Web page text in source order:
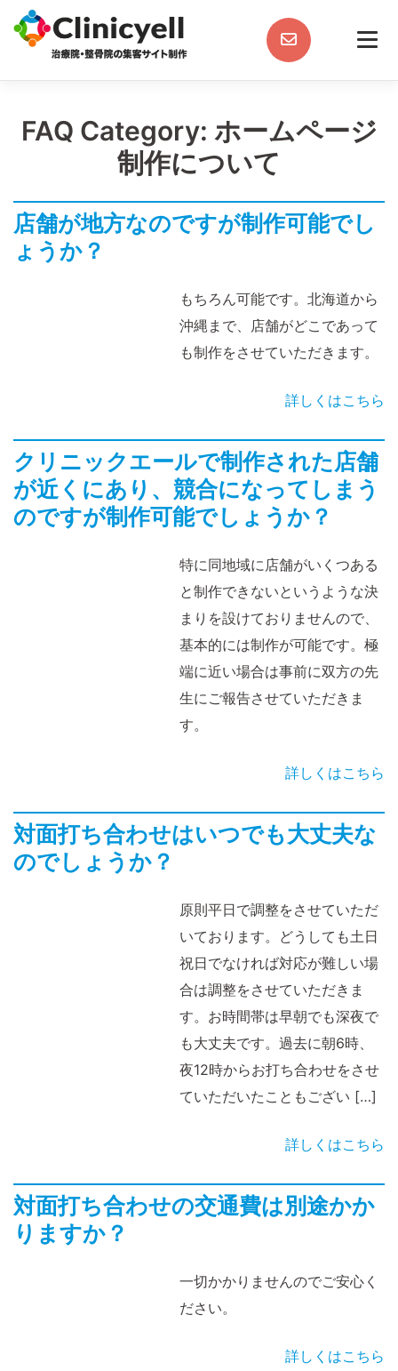
content
FAQ Category: ホームページ
制作について
店舗が地方なのですが制作可能でし
ょうか？
もちろん可能です。北海道から
沖縄まで、店舗がどこであって
も制作をさせていただきます。
詳しくはこちら
クリニックエールで制作された店舗
が近くにあり、競合になってしまう
のですが制作可能でしょうか？
特に同地域に店舗がいくつある
と制作できないというような決
まりを設けておりませんので、
基本的には制作が可能です。極
端に近い場合は事前に双方の先
生にご報告させていただきま
す。
詳しくはこちら
対面打ち合わせはいつでも大丈夫な
のでしょうか？
原則平日で調整をさせていただ
いております。どうしても土日
祝日でなければ対応が難しい場
合は調整をさせていただきま
す。お時間帯は早朝でも深夜で
も大丈夫です。過去に朝6時、
夜12時からお打ち合わせをさせ
ていただいたこともござい […]
詳しくはこちら
対面打ち合わせの交通費は別途かか
りますか？
一切かかりませんのでご安心く
ださい。
詳しくはこちら